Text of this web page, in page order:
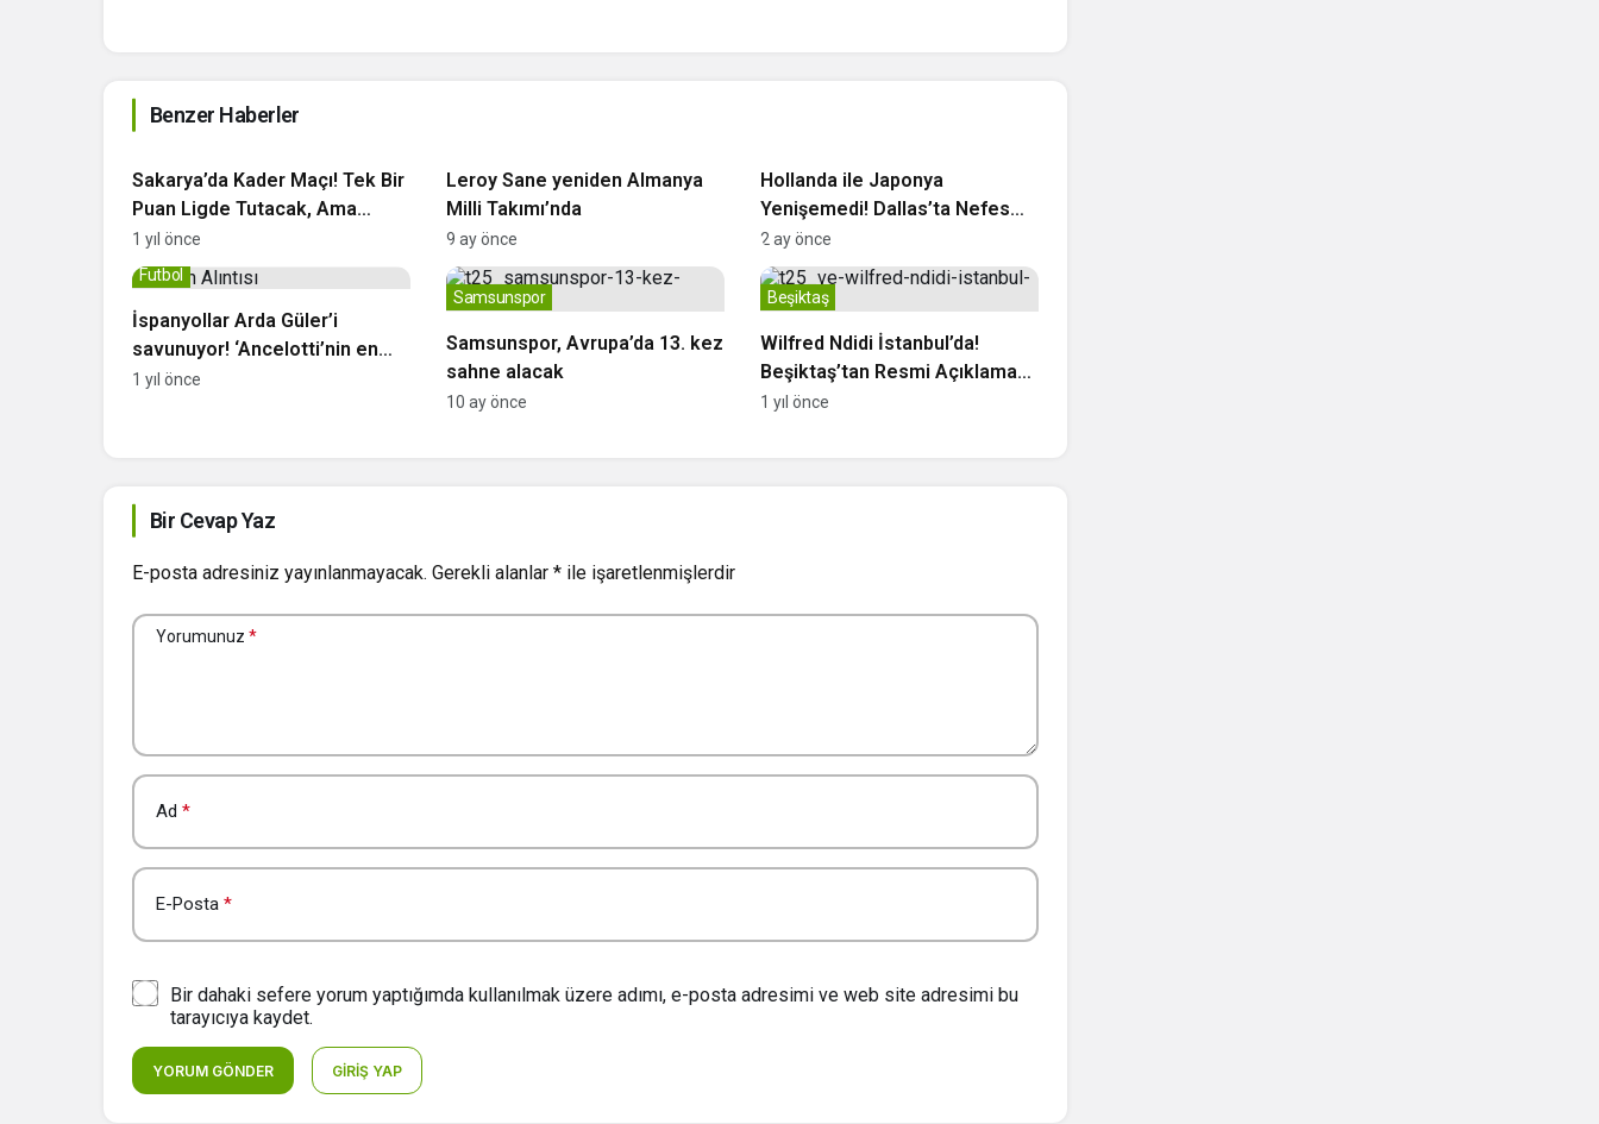
Benzer Haberler
Sakarya’da Kader Maçı! Tek Bir
Puan Ligde Tutacak, Ama
Tehlike Büyük
1 yıl önce
Leroy Sane yeniden Almanya
Milli Takımı’nda
9 ay önce
Hollanda ile Japonya
Yenişemedi! Dallas’ta Nefes
Kesen Beraberlik
2 ay önce
İspanyollar Arda Güler’i
savunuyor! ‘Ancelotti’nin en
büyük hatası…’
Futbol
1 yıl önce
Samsunspor, Avrupa’da 13. kez
sahne alacak
Samsunspor
10 ay önce
Wilfred Ndidi İstanbul’da!
Beşiktaş’tan Resmi Açıklama
Geldi
Beşiktaş
1 yıl önce
Bir Cevap Yaz
E-posta adresiniz yayınlanmayacak. Gerekli alanlar * ile işaretlenmişlerdir
Yorumunuz *
Ad *
E-Posta *
Bir dahaki sefere yorum yaptığımda kullanılmak üzere adımı, e-posta adresimi ve web site adresimi bu
tarayıcıya kaydet.
YORUM GÖNDER GIRIŞ YAP